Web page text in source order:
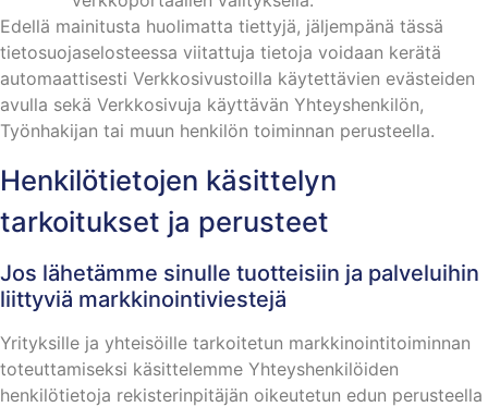
Edellä mainitusta huolimatta tiettyjä, jäljempänä tässä
tietosuojaselosteessa viitattuja tietoja voidaan kerätä
automaattisesti Verkkosivustoilla käytettävien evästeiden
avulla sekä Verkkosivuja käyttävän Yhteyshenkilön,
Työnhakijan tai muun henkilön toiminnan perusteella.
Henkilötietojen käsittelyn
tarkoitukset ja perusteet
Jos lähetämme sinulle tuotteisiin ja palveluihin
liittyviä markkinointiviestejä
Yrityksille ja yhteisöille tarkoitetun markkinointitoiminnan
toteuttamiseksi käsittelemme Yhteyshenkilöiden
henkilötietoja rekisterinpitäjän oikeutetun edun perusteella